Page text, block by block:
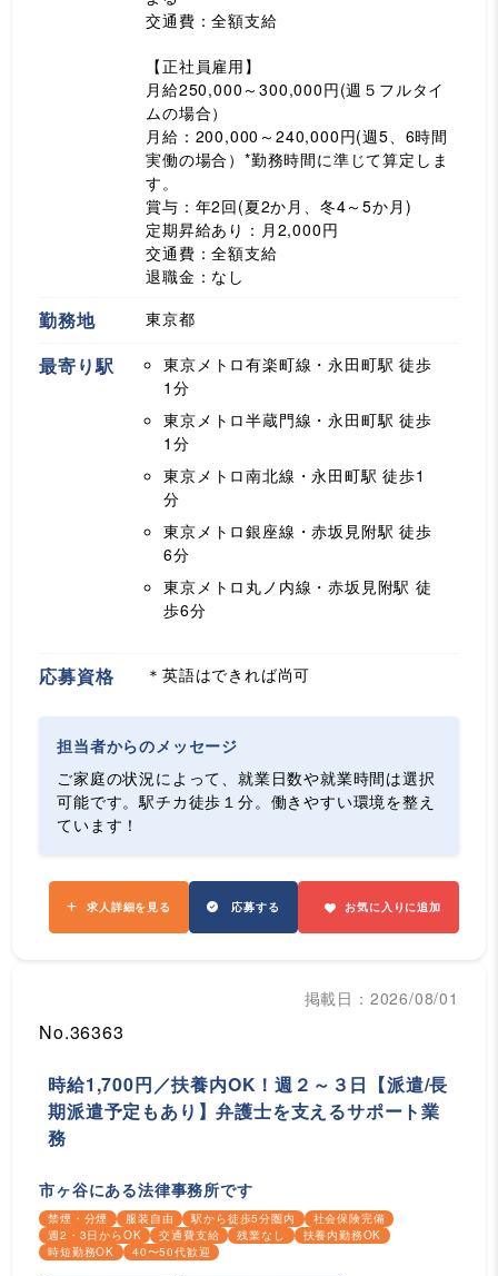
交通費：全額支給
【正社員雇用】
月給250,000～300,000円(週５フルタイ
ムの場合）
月給：200,000～240,000円(週5、6時間
実働の場合）*勤務時間に準じて算定しま
す。
賞与：年2回(夏2か月、冬4～5か月)
定期昇給あり：月2,000円
交通費：全額支給
退職金：なし
勤務地 東京都
最寄り駅 東京メトロ有楽町線・永田町駅 徒歩
1分
東京メトロ半蔵門線・永田町駅 徒歩
1分
東京メトロ南北線・永田町駅 徒歩1
分
東京メトロ銀座線・赤坂見附駅 徒歩
6分
東京メトロ丸ノ内線・赤坂見附駅 徒
歩6分
応募資格 ＊英語はできれば尚可
担当者からのメッセージ
ご家庭の状況によって、就業日数や就業時間は選択
可能です。駅チカ徒歩１分。働きやすい環境を整え
ています！
求人詳細を見る 応募する お気に入りに追加
掲載日：2026/08/01
No.36363
時給1,700円／扶養内OK！週２～３日【派遣/長
期派遣予定もあり】弁護士を支えるサポート業
務
市ヶ谷にある法律事務所です
禁煙・分煙 服装自由 駅から徒歩5分圏内
社会保険完備
週2・3日からOK
交通費支給 残業なし
扶養内勤務OK
時短勤務OK
40〜50代歓迎